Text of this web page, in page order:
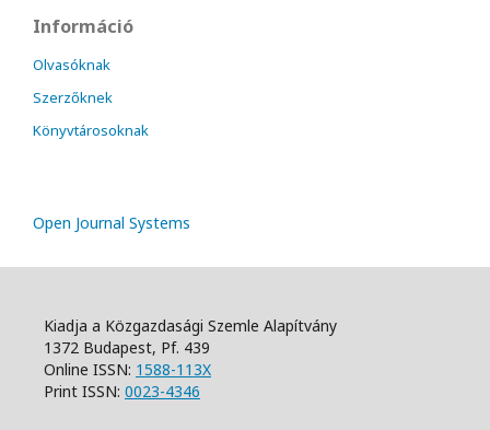
Információ
Olvasóknak
Szerzőknek
Könyvtárosoknak
Open Journal Systems
Kiadja a Közgazdasági Szemle Alapítvány
1372 Budapest, Pf. 439
Online ISSN: 1588-113X
Print ISSN: 0023-4346